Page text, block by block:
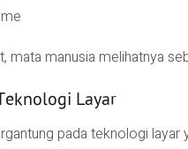
mata manusia melihatnya
Layar
pada teknologi layar